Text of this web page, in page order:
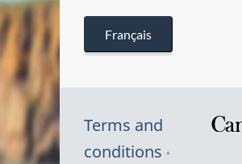
Français
Terms and
conditions